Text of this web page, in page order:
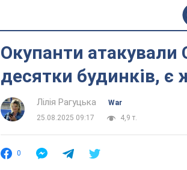
Окупанти
десятки будинків, є
Лілія Рагуцька
War
25.08.2025 09:17
4,9 т.
0